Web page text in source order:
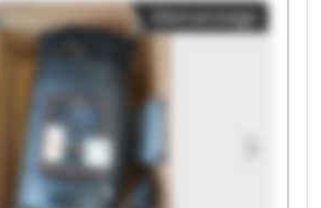
GmbH Ambold Pressen GmbH
GmbH Ambold Pressen GmbH
GmbH Ambold Pressen GmbH
GmbH Ambold Pressen GmbH
Kleinanzeige